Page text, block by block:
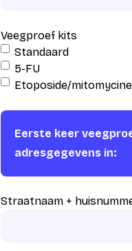
Veegproef kits
Standaard
5-FU
Etoposide/mitomycine
Eerste keer
adresgegevens in:
Straatnaam +